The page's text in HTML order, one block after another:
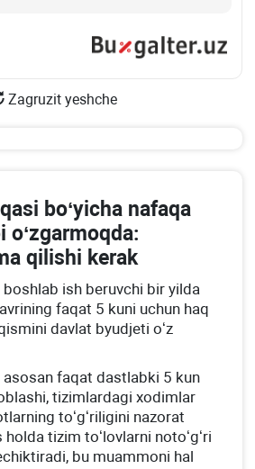
Zagruzit yeshche
boʻyicha nafaqa
oʻzgarmoqda:
qilishi kerak
ish beruvchi bir yilda
faqat 5 kuni uchun haq
davlat byudjeti oʻz
asosan faqat dastlabki 5 kun
tizimlardagi хodimlar
toʻgʻriligini nazorat
tizim toʻlovlarni notoʻgʻri
bu muammoni hal